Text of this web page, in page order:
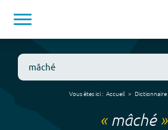
Vous êtes ici : Accueil Dictionnaire
« mâché»